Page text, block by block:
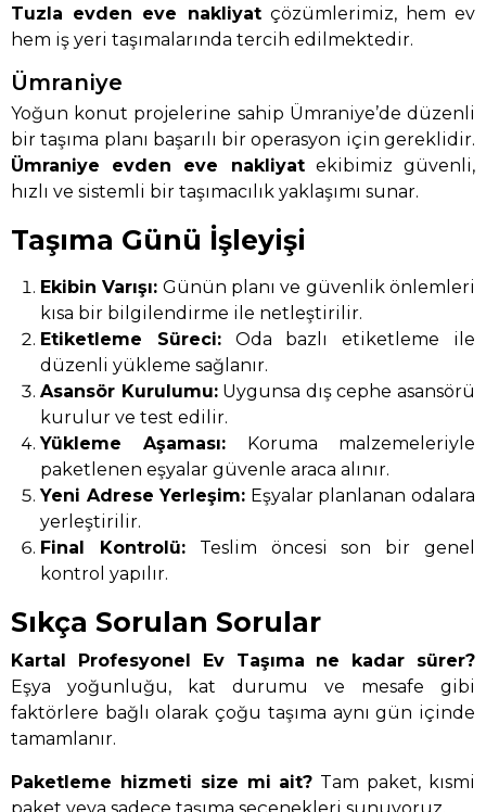
Tuzla evden eve nakliyatçözümlerimiz, hem ev
hem iş yeri taşımalarında tercih edilmektedir.
Ümraniye
Yoğun konut projelerine sahip Ümraniye’de düzenli
bir taşıma planı başarılı bir operasyon için gereklidir.
Ümraniye evden eve nakliyatekibimiz güvenli,
hızlı ve sistemli bir taşımacılık yaklaşımı sunar.
Taşıma Günü İşleyişi
Ekibin Varışı: Günün planı ve güvenlik önlemleri
kısa bir bilgilendirme ile netleştirilir.
Etiketleme Süreci:Oda bazlı etiketleme ile
düzenli yükleme sağlanır.
Asansör Kurulumu:Uygunsa dış cephe asansörü
kurulur ve test edilir.
Yükleme Aşaması: Koruma malzemeleriyle
paketlenen eşyalar güvenle araca alınır.
Yeni Adrese Yerleşim: Eşyalar planlanan odalara
yerleştirilir.
Final Kontrolü: Teslim öncesi son bir genel
kontrol yapılır.
Sıkça Sorulan Sorular
Kartal Profesyonel Ev Taşıma ne kadar sürer?
Eşya yoğunluğu, kat durumu ve mesafe gibi
faktörlere bağlı olarak çoğu taşıma aynı gün içinde
tamamlanır.
Paketleme hizmeti size mi ait? Tam paket, kısmi
paket veya sadece taşıma seçenekleri sunuyoruz.